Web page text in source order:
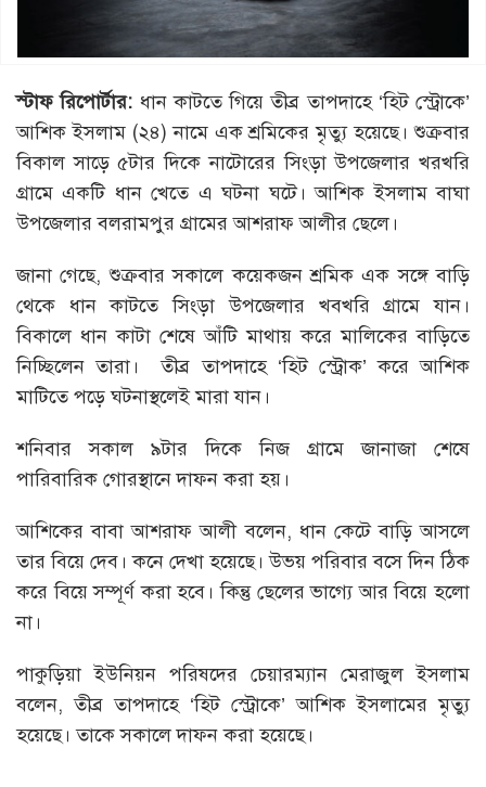
স্টাফ রিপোর্টার: ধান কাটতে গিয়ে তীব্র তাপদাহে ‘হিট স্ট্রোকে’
আশিক ইসলাম (২৪) নামে এক শ্রমিকের মৃত্যু হয়েছে। শুক্রবার
বিকাল সাড়ে ৫টার দিকে নাটোরের সিংড়া উপজেলার খরখরি
গ্রামে একটি ধান খেতে এ ঘটনা ঘটে। আশিক ইসলাম বাঘা
উপজেলার বলরামপুর গ্রামের আশরাফ আলীর ছেলে।
জানা গেছে, শুক্রবার সকালে কয়েকজন শ্রমিক এক সঙ্গে বাড়ি
থেকে ধান কাটতে সিংড়া উপজেলার খবখরি গ্রামে যান।
বিকালে ধান কাটা শেষে আঁটি মাথায় করে মালিকের বাড়িতে
নিচ্ছিলেন তারা। তীব্র তাপদাহে ‘হিট স্ট্রোক’ করে আশিক
মাটিতে পড়ে ঘটনাস্থলেই মারা যান।
শনিবার সকাল ৯টার দিকে নিজ গ্রামে জানাজা শেষে
পারিবারিক গোরস্থানে দাফন করা হয়।
আশিকের বাবা আশরাফ আলী বলেন, ধান কেটে বাড়ি আসলে
তার বিয়ে দেব। কনে দেখা হয়েছে। উভয় পরিবার বসে দিন ঠিক
করে বিয়ে সম্পূর্ণ করা হবে। কিন্তু ছেলের ভাগ্যে আর বিয়ে হলো
না।
পাকুড়িয়া ইউনিয়ন পরিষদের চেয়ারম্যান মেরাজুল ইসলাম
বলেন, তীব্র তাপদাহে ‘হিট স্ট্রোকে’ আশিক ইসলামের মৃত্যু
হয়েছে। তাকে সকালে দাফন করা হয়েছে।